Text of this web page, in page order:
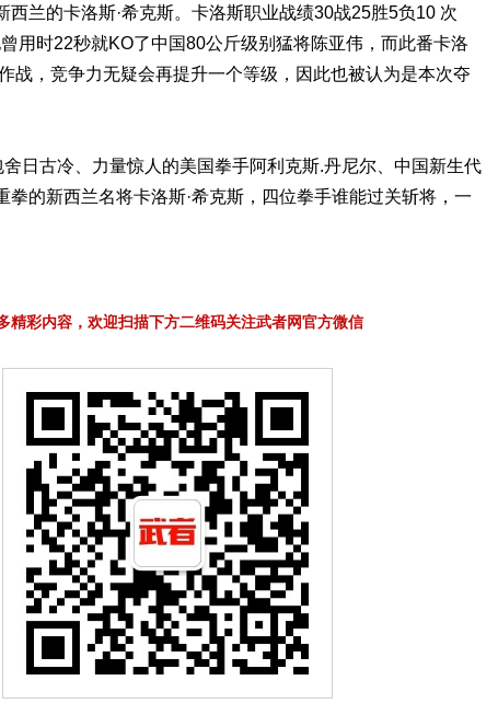
兰的卡洛斯·希克斯。卡洛斯职业战绩30战25胜5负10 次
用时22秒就KO了中国80公斤级别猛将陈亚伟，而此番卡洛
战，竞争力无疑会再提升一个等级，因此也被认为是本次夺
日古冷、力量惊人的美国拳手阿利克斯.丹尼尔、中国新生代
拳的新西兰名将卡洛斯·希克斯，四位拳手谁能过关斩将，一
精彩内容，欢迎扫描下方二维码关注武者网官方微信